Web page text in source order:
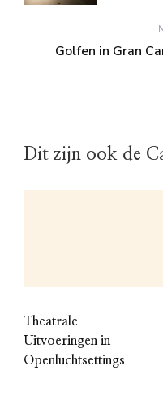
Golfen in Gran
Dit zijn ook de
Theatrale
Uitvoeringen in
Openluchtsettings